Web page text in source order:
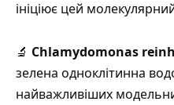
ініціює цей
🔬 Chlamydomonas
зелена одноклітинна
найважливіших